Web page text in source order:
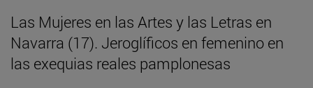
Las Mujeres en las Artes y las Letras en
Navarra (17). Jeroglíficos en femenino en
las exequias reales pamplonesas